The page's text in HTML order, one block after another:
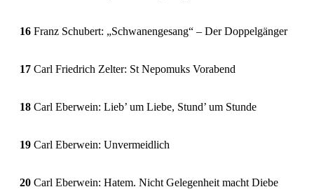
16 Franz Schubert: „Schwanengesang“ – Der Doppelgänger
17 Carl Friedrich Zelter: St Nepomuks Vorabend
18 Carl Eberwein: Lieb’ um Liebe, Stund’ um Stunde
19 Carl Eberwein: Unvermeidlich
20 Carl Eberwein: Hatem. Nicht Gelegenheit macht Diebe